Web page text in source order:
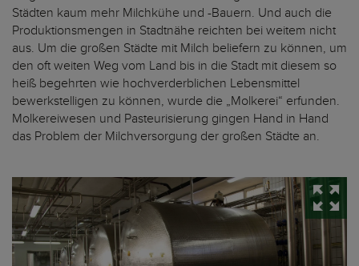
Städten kaum mehr Milchkühe und -Bauern. Und auch die
Produktionsmengen in Stadtnähe reichten bei weitem nicht
aus. Um die großen Städte mit Milch beliefern zu können, um
den oft weiten Weg vom Land bis in die Stadt mit diesem so
heiß begehrten wie hochverderblichen Lebensmittel
bewerkstelligen zu können, wurde die „Molkerei“ erfunden.
Molkereiwesen und Pasteurisierung gingen Hand in Hand
das Problem der Milchversorgung der großen Städte an.